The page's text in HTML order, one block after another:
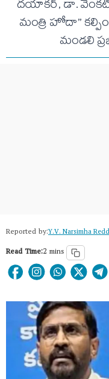
దయాకర్, డా. వెంకట్
మంత్రి హోదా”
మండలి
Reported by:Y.V. Narsimha
Read Time:2 mins